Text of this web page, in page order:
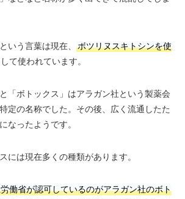
いう言葉は現在、
ボツリヌスキトシンを使
て使われています。
「ボトックス」はアラガン社という製薬会
定の名称でした。その後、広く流通したた
なったようです。
には現在多くの種類があります。
働省が認可しているのがアラガン社のボト